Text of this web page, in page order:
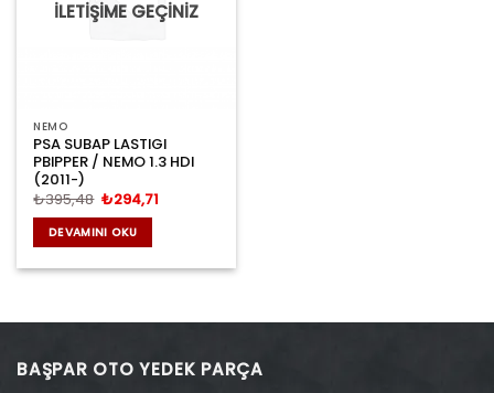
İLETİŞİME GEÇİNİZ
NEMO
PSA SUBAP LASTIGI
PBIPPER / NEMO 1.3 HDI
(2011-)
₺395,48 Orijinal
fiyat:
₺395,48.
₺294,71
DEVAMINI OKU
BAŞPAR OTO YEDEK PARÇA